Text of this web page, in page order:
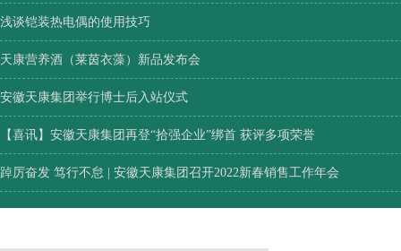
浅谈铠装热电偶的使用技巧
天康营养酒（莱茵衣藻）新品发布会
安徽天康集团举行博士后入站仪式
【喜讯】安徽天康集团再登“拾强企业”绑首 获评多项荣誉
踔厉奋发 笃行不怠 | 安徽天康集团召开2022新春销售工作年会